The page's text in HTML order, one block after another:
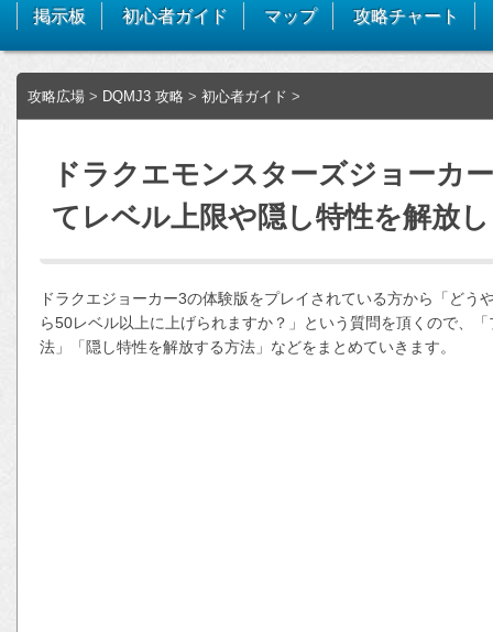
掲示板 初心者ガイド マップ 攻略チャート
攻略広場 > DQMJ3 攻略 > 初心者ガイド >
ドラクエモンスターズジョーカ
てレベル上限や隠し特性を解放
ドラクエジョーカー3の体験版をプレイされている方から「ど
ら50レベル以上に上げられますか？」という質問を頂くので、
法」「隠し特性を解放する方法」などをまとめていきます。